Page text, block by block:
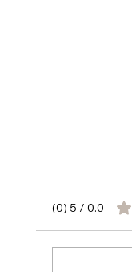
0.0 / 5 ‏(0)